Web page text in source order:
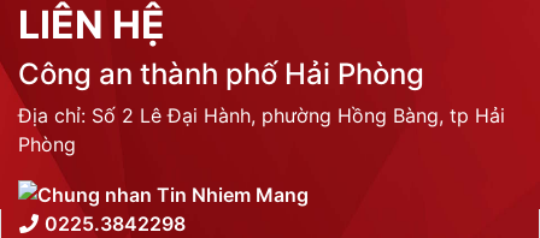
LIÊN HỆ
Công an thành phố Hải Phòng
Địa chỉ: Số 2 Lê Đại Hành, phường Hồng Bàng, tp Hải
Phòng
0225.3842298